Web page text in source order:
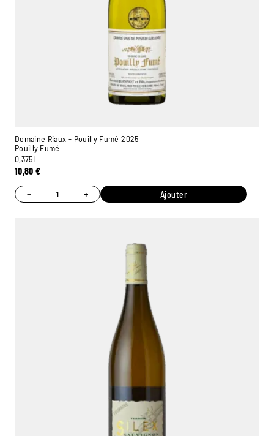
Domaine Riaux - Pouilly Fumé 2025
Pouilly Fumé
0,375L
10,80€
− + Ajouter